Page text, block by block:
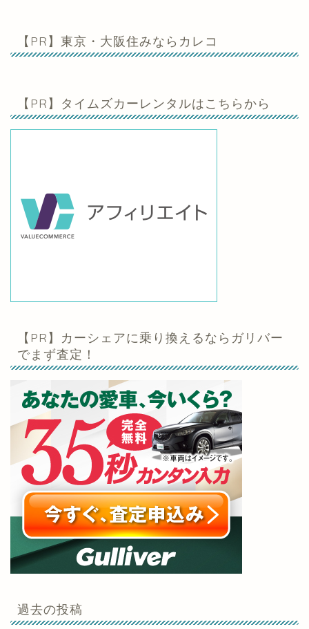
【PR】東京・大阪住みならカレコ
【PR】タイムズカーレンタルはこちらから
【PR】カーシェアに乗り換えるならガリバー
でまず査定！
過去の投稿